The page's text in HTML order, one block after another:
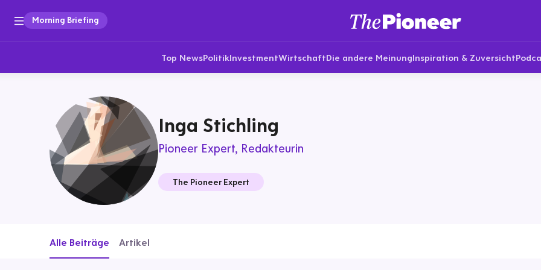
Morning Briefing
Top NewsPolitikInvestmentWirtschaftDie andere MeinungInspiration & Zuversicht
Inga Stichling
Pioneer Expert Redakteurin
The Pioneer Expert
Alle Beiträge Artikel